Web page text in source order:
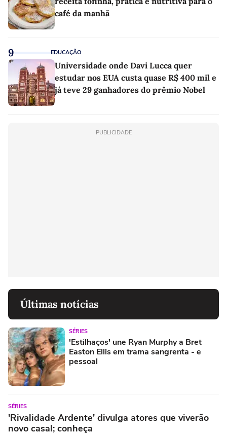
café da manhã
9 EDUCAÇÃO
Universidade onde Davi Lucca quer
estudar nos EUA custa quase R$ 400 mil e
já teve 29 ganhadores do prêmio Nobel
PUBLICIDADE
Últimas notícias
SÉRIES
'Estilhaços' une Ryan Murphy a Bret
Easton Ellis em trama sangrenta - e
pessoal
SÉRIES
'Rivalidade Ardente' divulga atores que viverão
novo casal; conheça